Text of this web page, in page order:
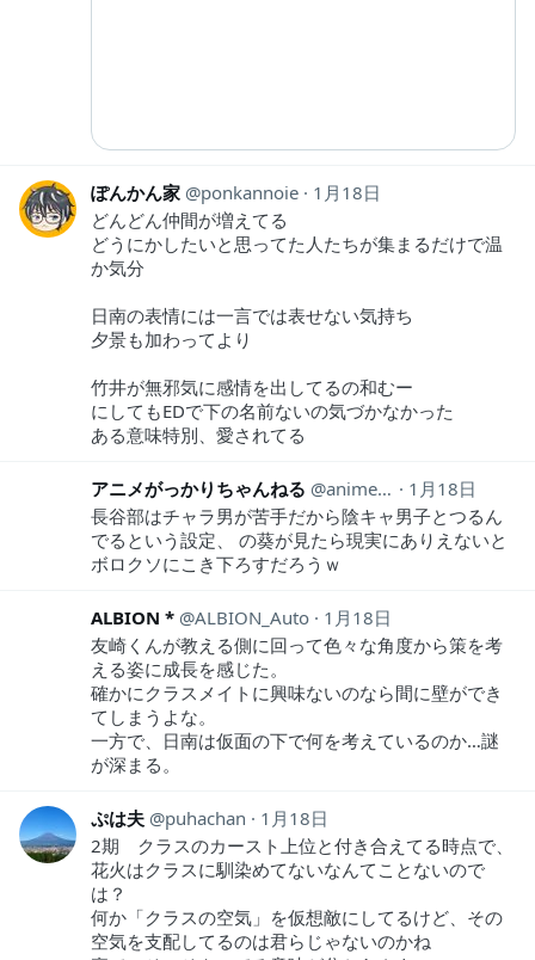
ぽんかん家 ponkannoie
1月18日
どんどん仲間が増えてる
どうにかしたいと思ってた人たちが集まるだけで温
か気分
日南の表情には一言では表せない気持ち
夕景も加わってより
竹井が無邪気に感情を出してるの和むー
にしてもEDで下の名前ないの気づかなかった
ある意味特別、愛されてる
アニメがっかりちゃんねる anime_gakkari
1月18日
長谷部はチャラ男が苦手だから陰キャ男子とつるん
でるという設定、 の葵が見たら現実にありえないと
ボロクソにこき下ろすだろうｗ
ALBION * ALBION_Auto
1月18日
友崎くんが教える側に回って色々な角度から策を考
える姿に成長を感じた。
確かにクラスメイトに興味ないのなら間に壁ができ
てしまうよな。
一方で、日南は仮面の下で何を考えているのか…謎
が深まる。
ぷは夫 puhachan
1月18日
2期 クラスのカースト上位と付き合えてる時点で、
花火はクラスに馴染めてないなんてことないので
は？
何か「クラスの空気」を仮想敵にしてるけど、その
空気を支配してるのは君らじゃないのかね